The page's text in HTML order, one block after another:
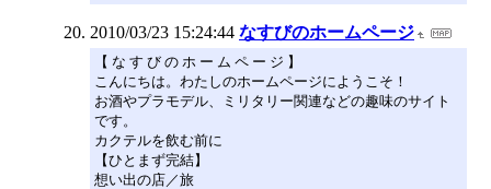
2010/03/23 15:24:44 なすびのホームページ
【 な す び の ホ ー ム ペ ー ジ 】
こんにちは。わたしのホームページにようこそ！
お酒やプラモデル、ミリタリー関連などの趣味のサイト
です。
カクテルを飲む前に
【ひとまず完結】
想い出の店／旅